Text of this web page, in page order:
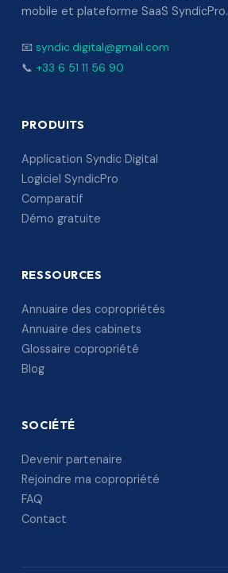
mobile et plateforme SaaS SyndicPro.
📧 syndic.digital@gmail.com
📞 +33 6 51 11 56 90
PRODUITS
Application Syndic Digital
Logiciel SyndicPro
Comparatif
Démo gratuite
RESSOURCES
Annuaire des copropriétés
Annuaire des cabinets
Glossaire copropriété
Blog
SOCIÉTÉ
Devenir partenaire
Rejoindre ma copropriété
FAQ
Contact